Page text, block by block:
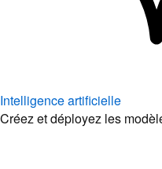
Intelligence artificielle
Créez et déployez les